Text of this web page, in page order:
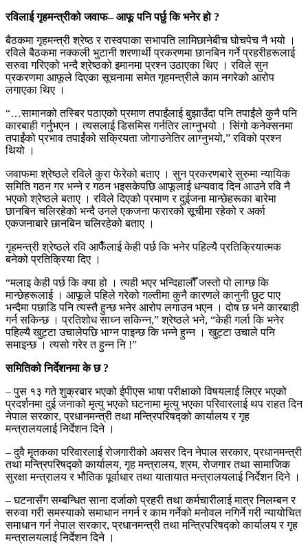
रविलाई गृहमन्त्रीको जवाफ– आफू पनि पर्छु कि भनेर हो ?
बैठकमा गृहमन्त्री श्रेष्ठ र रास्वपाका सभापति लामिछानेबीच घोचपेच नै भयो ।
रविले बैठकमा नक्कली भुटानी शरणार्थी प्रकरणमा छानबिन गर्ने प्रहरीहरूलाई
सरुवा गरिएको भन्दै श्रेष्ठको इमानमा प्रश्न उठाएका थिए । रविले सुन
प्रकरणमा आफूले दिएका सूचनामा समेत गृहमन्त्रीले काम नगरेको आरोप
लगाएका थिए ।
“…सामानको तस्बिर पठाएको प्रमाण तपाईंलाई बुझाउँदा पनि तपाईंले कुनै पनि
कारबाही गर्नुभएन । त्यसलाई डिसमिस गर्नतिर लाग्नुभयो । सिंगो कनेक्सनमा
तपाईंको प्रभाव तपाईंको सक्रियता जोगाउनेतिर लाग्नुभयो,” रविको प्रश्न
थियो ।
जवाफमा श्रेष्ठले रविले कुरा फेरेको बताए । सुन प्रकरणबारे सुरुमा न्यायिक
समिति गठन गर भन्ने र गठन भइसकेपछि आफूलाई धन्यवाद दिन आउने रवि नै
भएको श्रेष्ठले बताए । रविले दिएको प्रमाण र दुईजना मान्छेहरूका बारेमा
छानबिन चलिरहेको भन्दै उनले एकजना फरारको सूचीमा रहेको र अर्का
एकजनाबारे छानबिन चलिरहेको बताए ।
गृहमन्त्री श्रेष्ठले रवि आफैँलाई केही पर्छ कि भनेर पहिल्यै प्रतिक्रियात्मक
बनेको प्रतिक्रिया दिए ।
“मलाइ केही पर्छ कि क्या हो । त्यही भएर भन्दिहालौँ जस्तो पो लाग्छ कि
मान्छेहरूलाई । आफूले पहिले गरेको गल्तीमा कुनै कारणले कानुनी छुट पाए
भन्दैमा पछाडि पनि त्यस्तै हुन्छ भनेर आरोप लगाउन भएन । दोष छ भने कारबाही
गर्न सकिन्छ । प्रतिशोध साध्न सकिन्न,” श्रेष्ठले भने, “केही गर्ला कि भनेर
पहिल्यै खुट्टा उचालेपछि भाग्न पाइन्छ कि भन्ने हुन्न । खुट्टा उचाले पनि
समाइन्छ । त्यसो गरेर त हुन्न नि !”
समितिको निर्देशनमा के छ ?
– पुस १३ गते शुक्रबार भएको ईपीएस भाषा परीक्षाको विषयलाई लिएर भएको
प्रदर्शनमा दुई जनाको मृत्यु भएको घटनामा मृत्यु भएका परिवारलाई थप राहत दिन
नेपाल सरकार, प्रधानमन्त्री तथा मन्त्रिपरिषद्को कार्यालय र गृह
मन्त्रालयलाई निर्देशन दिने ।
– दुवै मृतकका परिवारलाई रोजगारीको अवसर दिन नेपाल सरकार, प्रधानमन्त्री
तथा मन्त्रिपरिषद्को कार्यालय, गृह मन्त्रालय, श्रम, रोजगार तथा सामाजिक
सुरक्षा मन्त्रालय र भौतिक पूर्वाधार तथा यातायात मन्त्रालयलाई निर्देशन दिने ।
– घटनासँग सम्बन्धित साना दर्जाको प्रहरी तथा कर्मचारीलाई मात्र निलम्बन र
सरुवा गरी समस्याको समाधान नगर्न र काम गर्नेको मनोवल नगिर्ने गरी न्यायोचित
समाधान गर्न नेपाल सरकार, प्रधानमन्त्री तथा मन्त्रिपरिषद्को कार्यालय र गृह
मन्त्रालयलाई निर्देशन दिने ।